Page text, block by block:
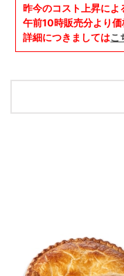
昨今のコスト上昇によ
午前10時販売分より
詳細につきましてはこ